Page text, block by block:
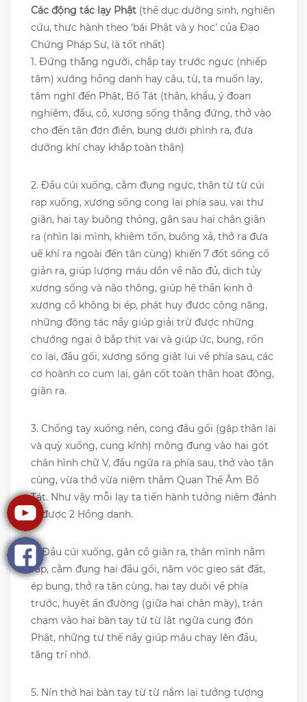
Các động tác lạy Phật (thể dục dưỡng sinh, nghiên
cứu, thực hành theo ‘bái Phật và y học’ của Đạo
Chứng Pháp Sư, là tốt nhất)
1. Đứng thẳng người, chắp tay trước ngực (nhiếp
tâm) xướng hồng danh hay câu, từ, ta muốn lạy,
tâm nghĩ đến Phật, Bồ Tát (thân, khẩu, ý đoan
nghiêm, đầu, cổ, xương sống thẳng đứng, thở vào
cho đến tận đơn điền, bụng dưới phình ra, đưa
dưỡng khí chạy khắp toàn thân)
2. Đầu cúi xuống, cằm đụng ngực, thân từ từ cúi
rạp xuống, xương sống cong lại phía sau, vai thư
giãn, hai tay buông thỏng, gân sau hai chân giãn
ra (nhìn lại mình, khiêm tốn, buông xả, thở ra đưa
uế khí ra ngoài đến tận cùng) khiến 7 đốt sống cổ
giản ra, giúp lượng máu dồn về não đủ, dịch tủy
xương sống và não thông, giúp hệ thần kinh ở
xương cổ không bị ép, phát huy được công năng,
những động tác nầy giúp giải trừ được những
chướng ngại ở bắp thịt vai và giúp ức, bụng, rốn
co lại, đầu gối, xương sống giật lui về phía sau, các
cơ hoành co cụm lai, gân cốt toàn thân hoạt động,
giãn ra.
3. Chống tay xuống nền, cong đầu gối (gập thân lại
và quỳ xuống, cung kính) mông đụng vào hai gót
chân hình chữ V, đầu ngữa ra phía sau, thở vào tận
cùng, vừa thở vừa niệm thầm Quan Thế Âm Bồ
Tát. Như vậy mỗi lạy ta tiến hành tưởng niệm đảnh
lễ được 2 Hồng danh.
4. Đầu cúi xuống, gân cổ giãn ra, thân mình nằm
rạp, cằm đụng hai đầu gối, năm vóc gieo sát đất,
ép bụng, thở ra tận cùng, hai tay duôi về phía
trước, huyệt ấn đường (giữa hai chân mày), trán
chạm vào hai bàn tay từ từ lật ngữa cung đón
Phật, những tư thế nầy giúp máu chạy lên đầu,
tăng trí nhớ.
5. Nín thở hai bàn tay từ từ nắm lại tưởng tượng